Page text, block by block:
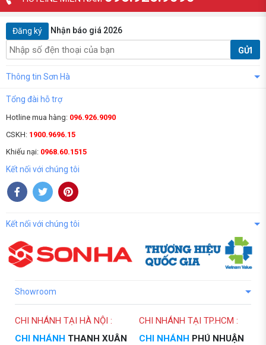
Đăng ký Nhận báo giá 2026
GỬI
Thông tin Sơn Hà
Tổng đài hỗ trợ
Hotline mua hàng: 096.926.9090
CSKH: 1900.9696.15
Khiếu nại: 0968.60.1515
Kết nối với chúng tôi
Kết nối với chúng tôi
Showroom
CHI NHÁNH TẠI HÀ NỘI :
CHI NHÁNH THANH XUÂN
CHI NHÁNH TẠI TP.HCM :
CHI NHÁNH PHÚ NHUẬN